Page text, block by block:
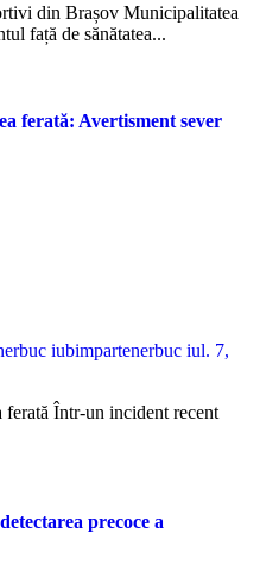
față de sănătatea...
ferată: Avertisment sever
iubimpartenerbuc iul. 7,
precoce a